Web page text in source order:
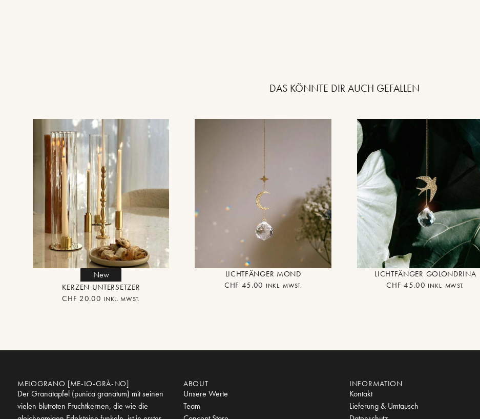
DAS KÖNNTE DIR AUCH GEFALLEN
New
KERZEN UNTERSETZER
CHF 20.00 INKL. MWST.
LICHTFÄNGER MOND
CHF 45.00 INKL. MWST.
LICHTFÄNGER GOLONDRINA
CHF 45.00 INKL. MWST.
MELOGRANO [ME-LO-GRÀ-NO]
Der Granatapfel (punica granatum) mit seinen
vielen blutroten Fruchtkernen, die wie die
ABOUT
Unsere Werte
Team
INFORMATION
Kontakt
Lieferung & Umtausch